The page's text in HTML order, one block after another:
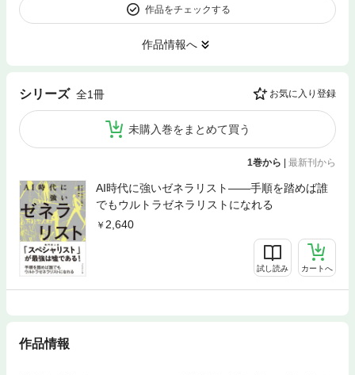
作品をチェックする
作品情報へ
シリーズ 全1冊 お気に入り登録
未購入巻をまとめて買う
1巻から | 最新刊から
AI時代に強いゼネラリスト――手順を踏めば誰
でもウルトラゼネラリストになれる
2,640
試し読み カートへ
作品情報